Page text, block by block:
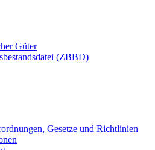
Güter
(ZBBD)
Gesetze und Richtlinien